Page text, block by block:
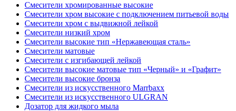
Смесители хромированные высокие
Смесители хром высокие с подключением питьевой воды
Смесители хром с выдвижной лейкой
Смесители низкий хром
Смесители высокие тип «Нержавеющая сталь»
Смесители матовые
Смесители с изгибающей лейкой
Смесители высокие матовые тип «Черный» и «Графит»
Смесители высокие бронза
Смесители из искусственного Marrbaxx
Смесители из искусственного ULGRAN
Дозатор для жидкого мыла